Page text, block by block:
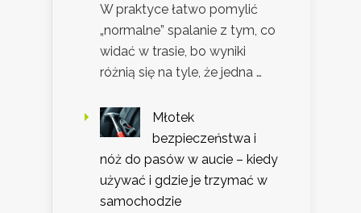
W praktyce łatwo pomylić
„normalne” spalanie z tym, co
widać w trasie, bo wyniki
różnią się na tyle, że jedna …
Młotek
bezpieczeństwa i
nóż do pasów w aucie – kiedy
używać i gdzie je trzymać w
samochodzie